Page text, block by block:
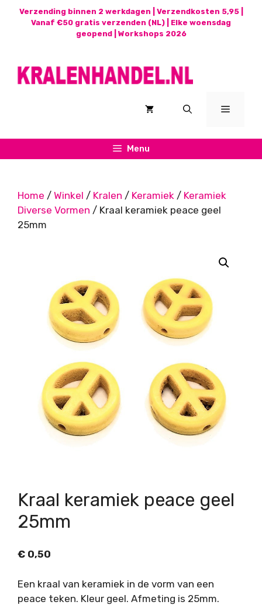
Verzending binnen 2 werkdagen | Verzendkosten 5,95 |
Vanaf €50 gratis verzenden (NL) | Elke woensdag
geopend | Workshops 2026
Menu
Menu
Home / Winkel / Kralen / Keramiek / Keramiek
Diverse Vormen / Kraal keramiek peace geel
25mm
Kraal keramiek peace geel
25mm
€ 0,50
Een kraal van keramiek in de vorm van een
peace teken. Kleur geel. Afmeting is 25mm.